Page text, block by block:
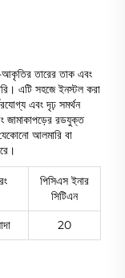
আকৃতির তারের তাক এবং
এটি সহজে ইনস্টল করা
এবং দৃঢ় সমর্থন
জামাকাপড়ের রডযুক্ত
আলমারি বা
রং
পিসিএস ইনার
সিটিএন
20